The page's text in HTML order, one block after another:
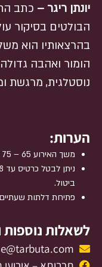
הערות:
משך האירוע 65 – 75 דק׳.
ביטול.
פתיחת דלתות
לשאלות נוספות
יונתן ריגר –
הבולטים בסיקור
בהרצאותיו הוא
הומור ואהבה
נוסטלגית, מרגשת